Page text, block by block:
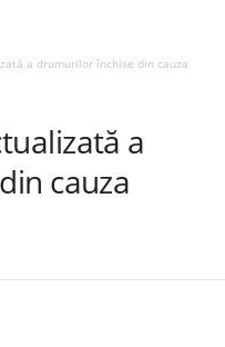
a drumurilor închise din cauza
a
cauza